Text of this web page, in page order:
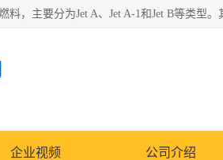
企业视频 公司介绍